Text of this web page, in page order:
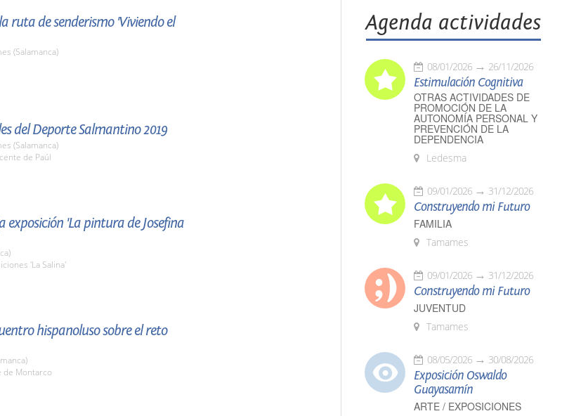
ruta de senderismo 'Viviendo el
(Salamanca)
del Deporte Salmantino 2019
(Salamanca)
de Paúl
exposición 'La pintura de Josefina
'La Salina'
hispanoluso sobre el reto
de Montarco
Agenda actividades
08/01/2026 26/11/2026
Estimulación Cognitiva
OTRAS ACTIVIDADES DE
PROMOCIÓN DE LA
AUTONOMÍA PERSONAL Y
PREVENCIÓN DE LA
DEPENDENCIA
Ledesma
09/01/2026 31/12/2026
Construyendo mi Futuro
FAMILIA
Tamames
09/01/2026 31/12/2026
Construyendo mi Futuro
JUVENTUD
Tamames
08/05/2026 30/08/2026
Exposición Oswaldo
Guayasamín
ARTE / EXPOSICIONES